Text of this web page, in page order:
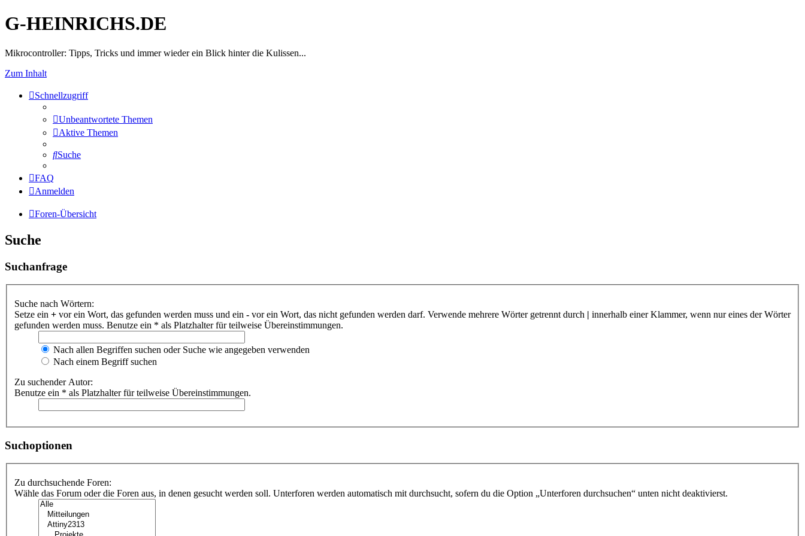
G-HEINRICHS.DE
Mikrocontroller: Tipps, Tricks und immer wieder ein Blick hinter die Kulissen...
Zum Inhalt
Schnellzugriff
Unbeantwortete Themen
Aktive Themen
Suche
FAQ
Anmelden
Foren-Übersicht
Suche
Suchanfrage
Suche nach Wörtern:
Setze ein + vor ein Wort, das gefunden werden muss und ein - vor ein Wort, das nicht gefunden werden darf. Verwende mehrere Wörter getrennt durch | innerhalb einer Klammer, wenn nur eines der Wörter
gefunden werden muss. Benutze ein * als Platzhalter für teilweise Übereinstimmungen.
Nach allen Begriffen suchen oder Suche wie angegeben verwenden
Nach einem Begriff suchen
Zu suchender Autor:
Benutze ein * als Platzhalter für teilweise Übereinstimmungen.
Suchoptionen
Zu durchsuchende Foren:
Wähle das Forum oder die Foren aus, in denen gesucht werden soll. Unterforen werden automatisch mit durchsucht, sofern du die Option „Unterforen durchsuchen“ unten nicht deaktivierst.